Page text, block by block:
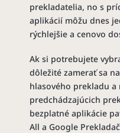
prekladatelia, no s
aplikácií môžu dnes
rýchlejšie a cenovo
Ak si potrebujete
dôležité zamerať sa
hlasového prekladu a
predchádzajúcich
bezplatné aplikácie
All a Google